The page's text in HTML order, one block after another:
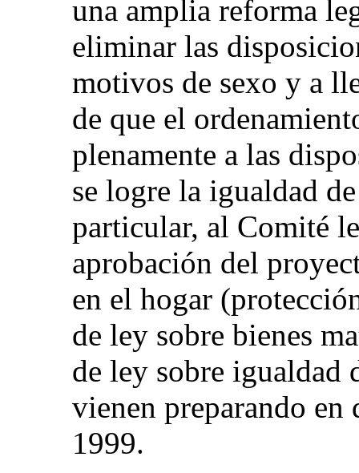
una amplia reforma
eliminar las
motivos de sexo y a
de que el
plenamente a las
se logre la igualdad
particular, al Comité
aprobación del
en el hogar
de ley sobre bienes
de ley sobre igualdad
vienen preparando en
1999.